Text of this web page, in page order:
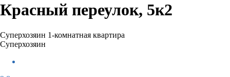
Красный переулок, 5к2
Суперхозяин 1-комнатная квартира
Суперхозяин